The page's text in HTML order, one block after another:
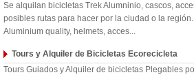
Se alquilan bicicletas Trek Alumninio, cascos,
posibles rutas para hacer por la ciudad o la
Aluminium quality, helmets, acces...
Tours y Alquiler de Bicicletas Ecorecicleta
Tours Guiados y Alquiler de bicicletas Plegables